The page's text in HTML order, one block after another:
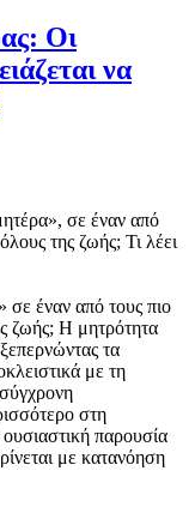
Οι
να
σε έναν από
της ζωής; Τι λέει
σε έναν από τους πιο
ζωής; Η μητρότητα
τα
με τη
στη
παρουσία
με κατανόηση